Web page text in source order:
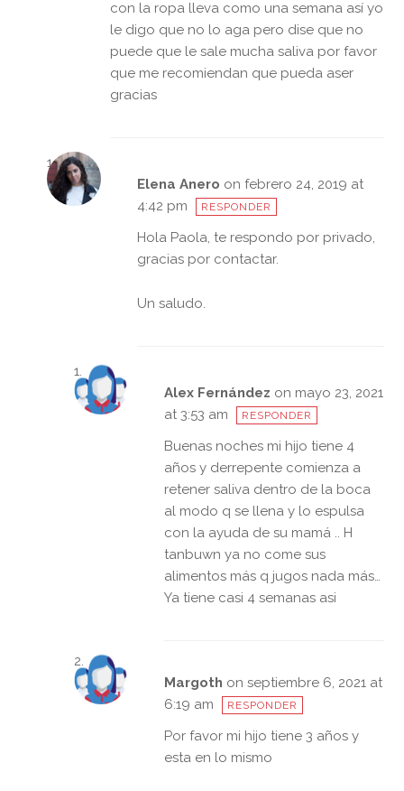
con la ropa lleva como una semana así yo
le digo que no lo aga pero dise que no
puede que le sale mucha saliva por favor
que me recomiendan que pueda aser
gracias
Elena Anero on febrero 24, 2019 at
4:42 pm
RESPONDER
Hola Paola, te respondo por privado,
gracias por contactar.
Un saludo.
Alex Fernández on mayo 23, 2021
at 3:53 am
RESPONDER
Buenas noches mi hijo tiene 4
años y derrepente comienza a
retener saliva dentro de la boca
al modo q se llena y lo espulsa
con la ayuda de su mamá .. H
tanbuwn ya no come sus
alimentos más q jugos nada más…
Ya tiene casi 4 semanas asi
Margoth on septiembre 6, 2021 at
6:19 am
RESPONDER
Por favor mi hijo tiene 3 años y
esta en lo mismo